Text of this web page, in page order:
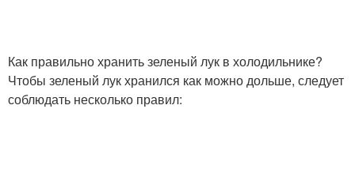
Как правильно хранить зеленый лук в холодильнике?
Чтобы зеленый лук хранился как можно дольше, следует
соблюдать несколько правил: